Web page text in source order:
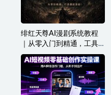
绯红天尊AI漫剧系统教程
｜从零入门到精通，工具
运用+剧本创作+爆款逻辑
+提示词素材+镜头剪辑，
全套爆款漫剧落地实战课